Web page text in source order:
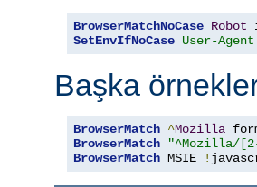
BrowserMatchNoCase Robot
SetEnvIfNoCase User-Agent
Başka
BrowserMatch ^Mozilla
BrowserMatch
"^Mozilla/
BrowserMatch MSIE !